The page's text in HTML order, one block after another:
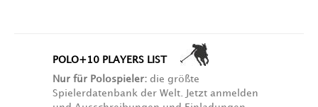
POLO+10 PLAYERS LIST
Nur für Polospieler: die größte
Spielerdatenbank der Welt. Jetzt anmelden